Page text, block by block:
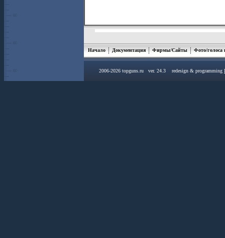
Начало Документация Фирмы/Сайты Фото/голоса
2006-2026 topguns.ru ver. 24.3 redesign & programming